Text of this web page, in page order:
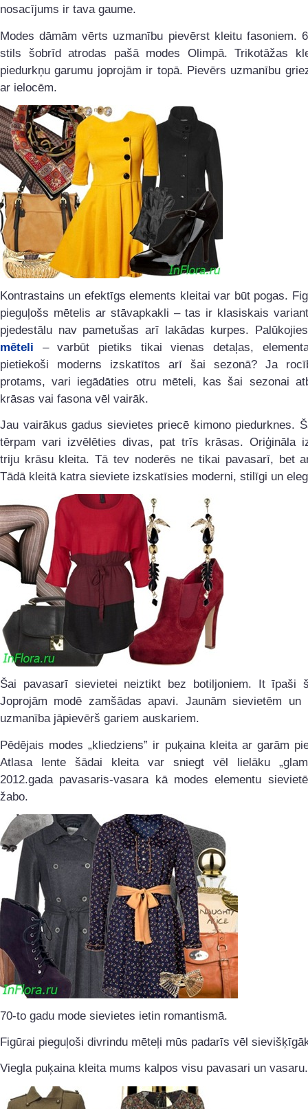
nosacījums ir tava gaume.
Modes dāmām vērts uzmanību pievērst kleitu fasoniem.
stils šobrīd atrodas pašā modes Olimpā. Trikotāžas
piedurkņu garumu joprojām ir topā. Pievērs uzmanību
ar ielocēm.
Kontrastains un efektīgs elements kleitai var būt pogas.
pieguļošs mētelis ar stāvapkakli – tas ir klasiskais
pjedestālu nav pametušas arī lakādas kurpes.
mēteli – varbūt pietiks tikai vienas detaļas,
pietiekoši moderns izskatītos arī šai sezonā? Ja
protams, vari iegādāties otru mēteli, kas šai sezonai
krāsas vai fasona vēl vairāk.
Jau vairākus gadus sievietes priecē kimono piedurknes.
tērpam vari izvēlēties divas, pat trīs krāsas. Oriģināla
triju krāsu kleita. Tā tev noderēs ne tikai pavasarī, bet
Tādā kleitā katra sieviete izskatīsies moderni, stilīgi un
Šai pavasarī sievietei neiztikt bez botiljoniem. It īpaši
Joprojām modē zamšādas apavi. Jaunām sievietēm un
uzmanība jāpievērš gariem auskariem.
Pēdējais modes „kliedziens” ir puķaina kleita ar garām
Atlasa lente šādai kleita var sniegt vēl lielāku
2012.gada pavasaris-vasara kā modes elementu
žabo.
70-to gadu mode sievietes ietin romantismā.
Figūrai pieguļoši divrindu mēteļi mūs padarīs vēl
Viegla puķaina kleita mums kalpos visu pavasari un vasaru.